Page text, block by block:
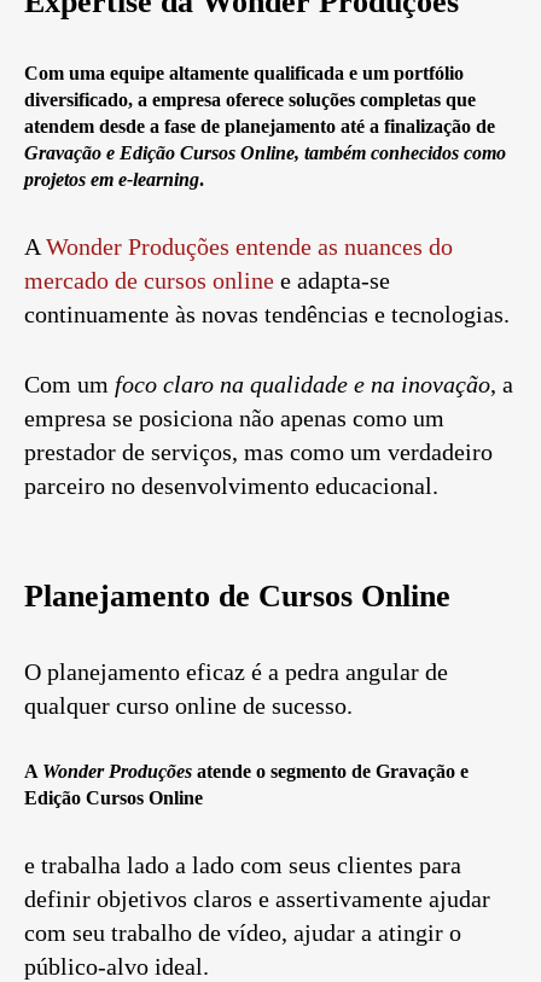
Com uma equipe altamente qualificada e um portfólio
diversificado, a empresa oferece soluções completas que
atendem desde a fase de planejamento até a finalização de
Gravação e Edição Cursos Online, também conhecidos como
projetos em e-learning.
A Wonder Produções entende as nuances do
mercado de cursos online e adapta-se
continuamente às novas tendências e tecnologias.
Com um foco claro na qualidade e na inovação, a
empresa se posiciona não apenas como um
prestador de serviços, mas como um verdadeiro
parceiro no desenvolvimento educacional.
Planejamento de Cursos Online
O planejamento eficaz é a pedra angular de
qualquer curso online de sucesso.
A Wonder Produções atende o segmento de Gravação e
Edição Cursos Online
e trabalha lado a lado com seus clientes para
definir objetivos claros e assertivamente ajudar
com seu trabalho de vídeo, ajudar a atingir o
público-alvo ideal.